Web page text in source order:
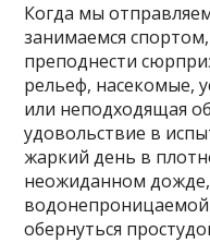
Когда мы
занимаемся
преподнести
рельеф, насекомые,
или неподходящая
удовольствие в
жаркий день в
неожиданном дожде,
обернуться